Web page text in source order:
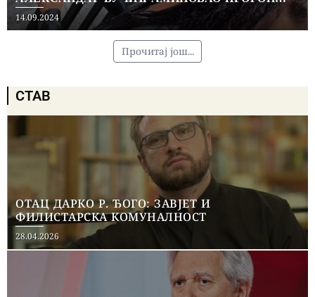
СРПСКИХ ИНСТИТУЦИЈА И ИСЕЉАВАЊЕ
СРПСКОГ СТАНОВНИШТВА
Posted
on
14.09.2024
Прочитај још...
СТАВ
ОТАЦ ДАРКО Р. ЂОГО: ЗАВЈЕТ И
ФИЛИСТАРСКА КОМУНАЛНОСТ
Posted
on
28.04.2026